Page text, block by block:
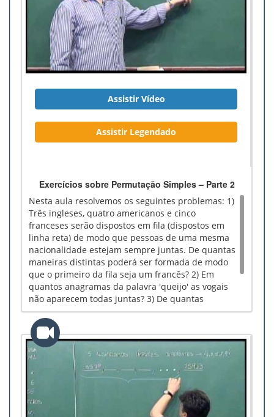
Assistir Vídeo
Assistir Legendado
Exercícios sobre Permutação Simples – Parte 2
Nesta aula resolvemos os seguintes problemas: 1)
Três ingleses, quatro americanos e cinco
franceses serão dispostos em fila (dispostos em
linha reta) de modo que pessoas de uma mesma
nacionalidade estejam sempre juntas. De quantas
maneiras distintas poderá ser formada de modo
que o primeiro da fila seja um francês? 2) Em
quantos anagramas da palavra 'queijo' as vogais
não aparecem todas juntas? 3) De quantas
maneiras 3 homens e 3 mulheres podem ficar em
fila, de modo que os homens fiquem intercalados
pelas mulheres?